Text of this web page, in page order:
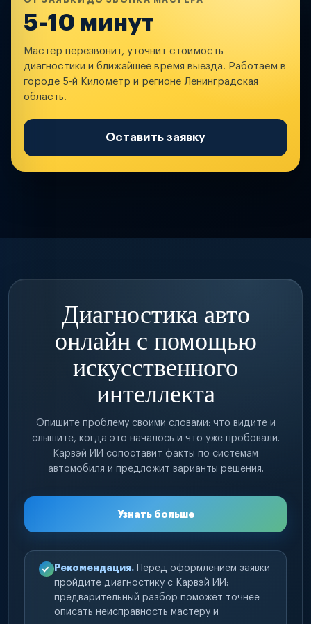
5-10 минут
Мастер перезвонит, уточнит стоимость
диагностики и ближайшее время выезда. Работаем в
городе 5-й Километр и регионе Ленинградская
область.
Оставить заявку
Диагностика авто
онлайн с помощью
искусственного
интеллекта
Опишите проблему своими словами: что видите и
слышите, когда это началось и что уже пробовали.
Карвэй ИИ сопоставит факты по системам
автомобиля и предложит варианты решения.
Узнать больше
Рекомендация. Перед оформлением заявки
пройдите диагностику с Карвэй ИИ:
предварительный разбор поможет точнее
описать неисправность мастеру и